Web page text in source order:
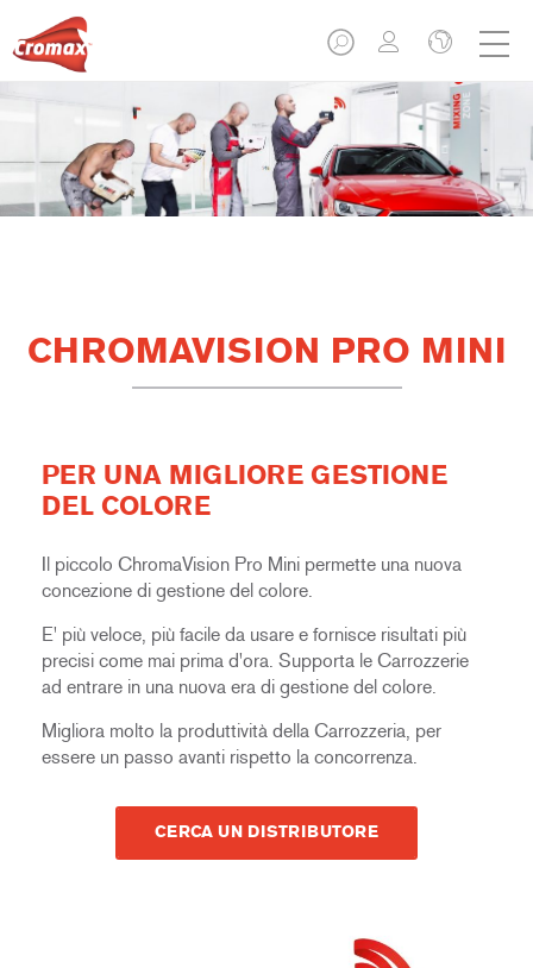
CHROMAVISION PRO MINI
PER UNA MIGLIORE GESTIONE
DEL COLORE
Il piccolo ChromaVision Pro Mini permette una nuova
concezione di gestione del colore.
E' più veloce, più facile da usare e fornisce risultati più
precisi come mai prima d'ora. Supporta le Carrozzerie
ad entrare in una nuova era di gestione del colore.
Migliora molto la produttività della Carrozzeria, per
essere un passo avanti rispetto la concorrenza.
CERCA UN DISTRIBUTORE